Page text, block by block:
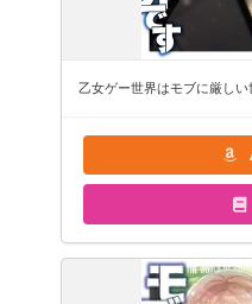
乙女ゲー世界はモブに厳し